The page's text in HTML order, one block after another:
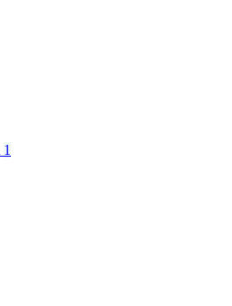
1